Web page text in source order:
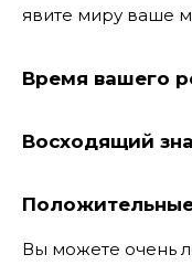
явите миру ваше
Время вашего
Восходящий
Вы можете очень